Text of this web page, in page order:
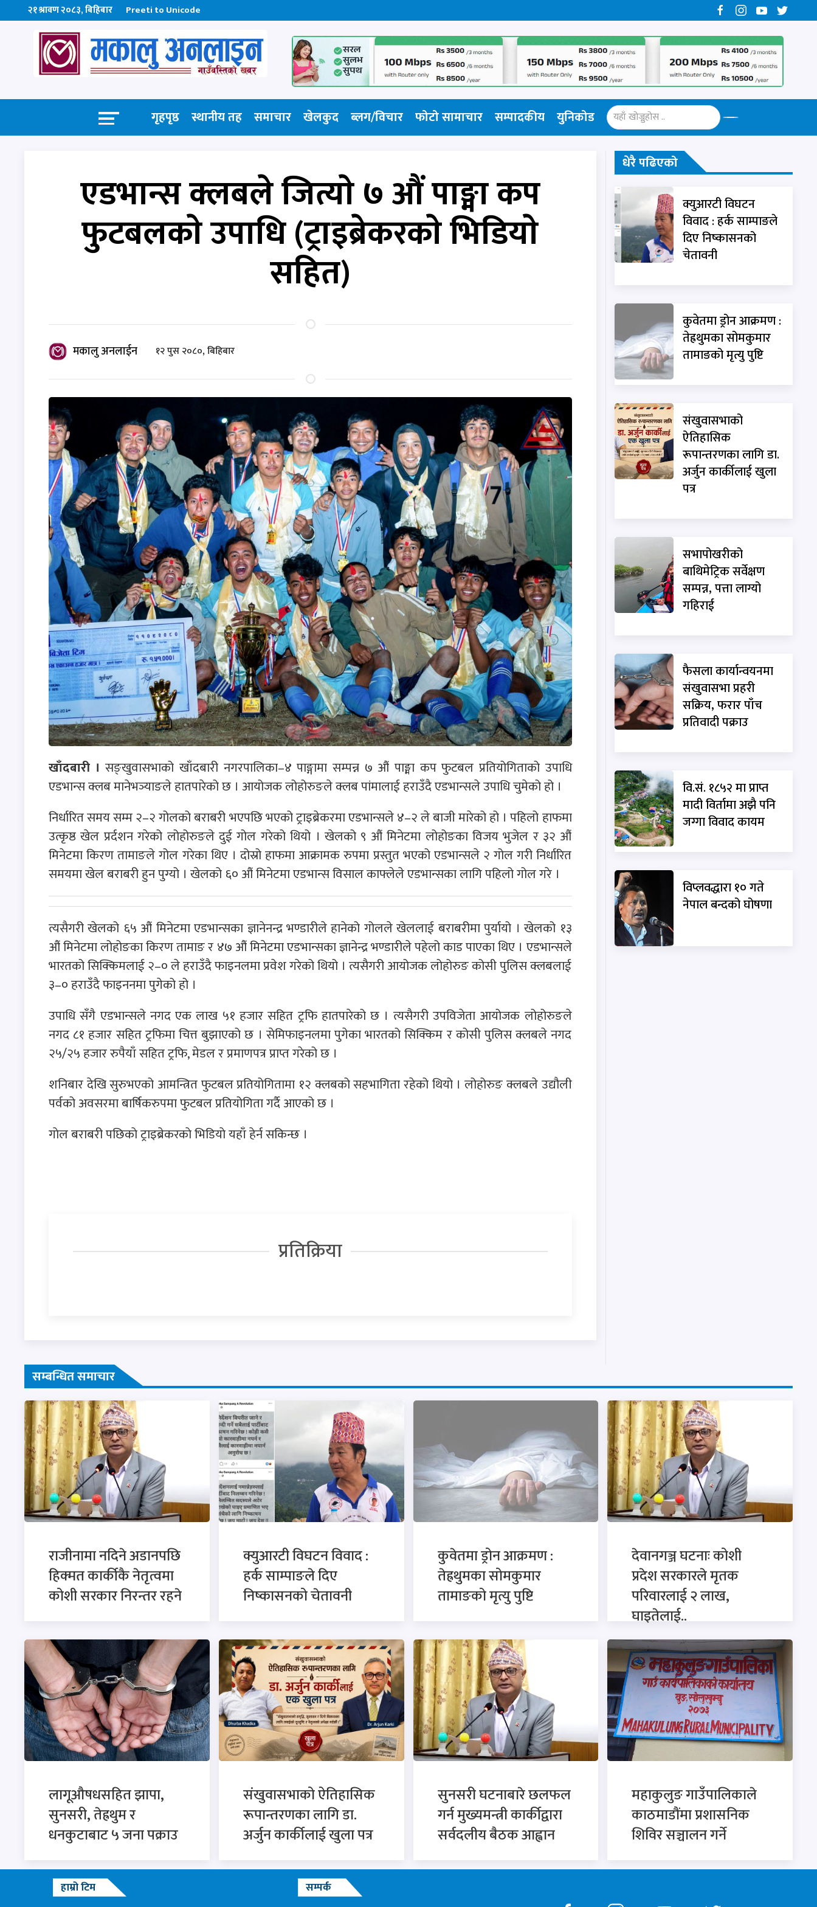
२१ श्रावण २०८३, बिहिबार Preeti to Unicode
गृहपृष्ठ स्थानीय तह समाचार खेलकुद ब्लग/विचार फोटो सामाचार​ सम्पादकीय युनिकोड
एडभान्स क्लबले जित्याे ७ औं पाङ्मा कप
फुटबलकाे उपाधि (ट्राइब्रेकरकाे भिडियाे
सहित)
मकालु अनलाईन १२ पुस २०८०, बिहिबार
खाँदबारी । सङ्खुवासभाको खाँदबारी नगरपालिका–४ पाङ्गामा सम्पन्न ७ औं पाङ्मा कप फुटबल प्रतियोगिताको उपाधि
एडभान्स क्लब मानेभञ्याङले हातपारेको छ । आयोजक लोहोरुङले क्लब पांमालाई हराउँदै एडभान्सले उपाधि चुमेको हो ।
निर्धारित समय सम्म २–२ गोलको बराबरी भएपछि भएको ट्राइब्रेकरमा एडभान्सले ४–२ ले बाजी मारेको हो । पहिलो हाफमा
उत्कृष्ठ खेल प्रर्दशन गरेको लोहोरुङले दुई गोल गरेको थियो । खेलको ९ औं मिनेटमा लोहोङका विजय भुजेल र ३२ औं
मिनेटमा किरण तामाङले गोल गरेका थिए । दोस्रो हाफमा आक्रामक रुपमा प्रस्तुत भएको एडभान्सले २ गोल गरी निर्धारित
समयमा खेल बराबरी हुन पुग्यो । खेलको ६० औं मिनेटमा एडभान्स विसाल काफ्लेले एडभान्सका लागि पहिलो गोल गरे ।
त्यसैगरी खेलको ६५ औं मिनेटमा एडभान्सका ज्ञानेनन्द्र भण्डारीले हानेको गोलले खेललाई बराबरीमा पुर्यायो । खेलको १३
औं मिनेटमा लोहोङका किरण तामाङ र ४७ औं मिनेटमा एडभान्सका ज्ञानेन्द्र भण्डारीले पहेलो काड पाएका थिए । एडभान्सले
भारतको सिक्किमलाई २–० ले हराउँदै फाइनलमा प्रवेश गरेको थियो । त्यसैगरी आयोजक लोहोरुङ कोसी पुलिस क्लबलाई
३–० हराउँदै फाइननमा पुगेको हो ।
उपाधि सँगै एडभान्सले नगद एक लाख ५१ हजार सहित ट्रफि हातपारेको छ । त्यसैगरी उपविजेता आयोजक लोहोरुङले
नगद ८१ हजार सहित ट्रफिमा चित्त बुझाएको छ । सेमिफाइनलमा पुगेका भारतको सिक्किम र कोसी पुलिस क्लबले नगद
२५/२५ हजार रुपैयाँ सहित ट्रफि, मेडल र प्रमाणपत्र प्राप्त गरेको छ ।
शनिबार देखि सुरुभएको आमन्त्रित फुटबल प्रतियोगितामा १२ क्लबको सहभागिता रहेको थियो । लोहोरुङ क्लबले उद्यौली
पर्वको अवसरमा बार्षिकरुपमा फुटबल प्रतियोगिता गर्दै आएको छ ।
गाेल बराबरी पछिकाे ट्राइब्रेकरकाे भिडियाे यहाँ हेर्न सकिन्छ ।
प्रतिक्रिया
धेरै पढिएको
क्युआरटी विघटन
विवाद : हर्क साम्पाङले
दिए निष्कासनको
चेतावनी
कुवेतमा ड्रोन आक्रमण :
तेह्रथुमका सोमकुमार
तामाङको मृत्यु पुष्टि
संखुवासभाको
ऐतिहासिक
रूपान्तरणका लागि डा.
अर्जुन कार्कीलाई खुला
पत्र
सभापोखरीको
बाथिमेट्रिक सर्वेक्षण
सम्पन्न, पत्ता लाग्यो
गहिराई
फैसला कार्यान्वयनमा
संखुवासभा प्रहरी
सक्रिय, फरार पाँच
प्रतिवादी पक्राउ
वि.सं. १८५२ मा प्राप्त
मादी विर्तामा अझै पनि
जग्गा विवाद कायम
विप्लवद्धारा १० गते
नेपाल बन्दको घोषणा
सम्बन्धित समाचार
राजीनामा नदिने अडानपछि
हिक्मत कार्कीकै नेतृत्वमा
कोशी सरकार निरन्तर रहने
क्युआरटी विघटन विवाद :
हर्क साम्पाङले दिए
निष्कासनको चेतावनी
कुवेतमा ड्रोन आक्रमण :
तेह्रथुमका सोमकुमार
तामाङको मृत्यु पुष्टि
देवानगञ्ज घटनाः कोशी
प्रदेश सरकारले मृतक
परिवारलाई २ लाख,
घाइतेलाई..
लागूऔषधसहित झापा,
सुनसरी, तेह्रथुम र
धनकुटाबाट ५ जना पक्राउ
संखुवासभाको ऐतिहासिक
रूपान्तरणका लागि डा.
अर्जुन कार्कीलाई खुला पत्र
सुनसरी घटनाबारे छलफल
गर्न मुख्यमन्त्री कार्कीद्वारा
सर्वदलीय बैठक आह्वान
महाकुलुङ गाउँपालिकाले
काठमाडौंमा प्रशासनिक
शिविर सञ्चालन गर्ने
हाम्रो टिम सम्पर्क